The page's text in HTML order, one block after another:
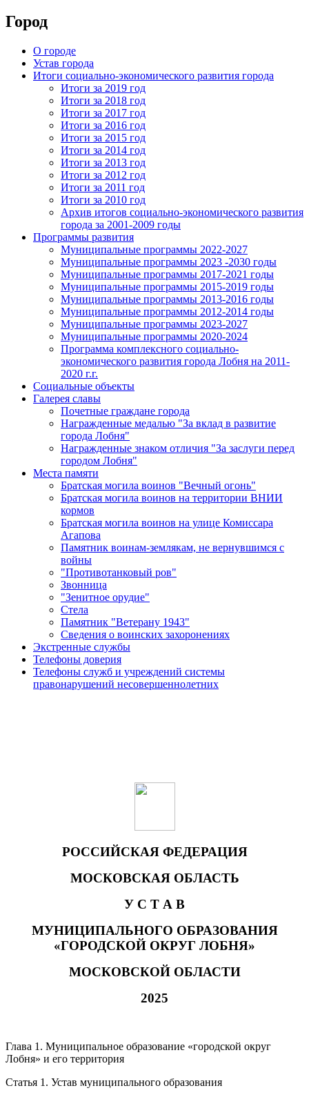
Город
О городе
Устав города
Итоги социально-экономического развития города
Итоги за 2019 год
Итоги за 2018 год
Итоги за 2017 год
Итоги за 2016 год
Итоги за 2015 год
Итоги за 2014 год
Итоги за 2013 год
Итоги за 2012 год
Итоги за 2011 год
Итоги за 2010 год
Архив итогов социально-экономического развития
города за 2001-2009 годы
Программы развития
Муниципальные программы 2022-2027
Муниципальные программы 2023 -2030 годы
Муниципальные программы 2017-2021 годы
Муниципальные программы 2015-2019 годы
Муниципальные программы 2013-2016 годы
Муниципальные программы 2012-2014 годы
Муниципальные программы 2023-2027
Муниципальные программы 2020-2024
Программа комплексного социально-
экономического развития города Лобня на 2011-
2020 г.г.
Социальные объекты
Галерея славы
Почетные граждане города
Награжденные медалью "За вклад в развитие
города Лобня"
Награжденные знаком отличия "За заслуги перед
городом Лобня"
Места памяти
Братская могила воинов "Вечный огонь"
Братская могила воинов на территории ВНИИ
кормов
Братская могила воинов на улице Комиссара
Агапова
Памятник воинам-землякам, не вернувшимся с
войны
"Противотанковый ров"
Звонница
"Зенитное орудие"
Cтела
Памятник "Ветерану 1943"
Сведения о воинских захоронениях
Экстренные службы
Телефоны доверия
Телефоны служб и учреждений системы
правонарушений несовершеннолетних
РОССИЙСКАЯ ФЕДЕРАЦИЯ
МОСКОВСКАЯ ОБЛАСТЬ
У С Т А В
МУНИЦИПАЛЬНОГО ОБРАЗОВАНИЯ
«ГОРОДСКОЙ ОКРУГ ЛОБНЯ»
МОСКОВСКОЙ ОБЛАСТИ
2025
Глава 1. Муниципальное образование «городской округ
Лобня» и его территория
Статья 1. Устав муниципального образования